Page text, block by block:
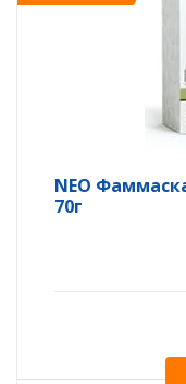
NEO
70г